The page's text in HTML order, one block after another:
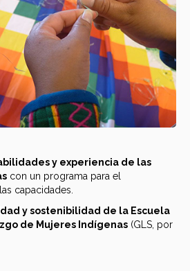
y experiencia de las
con un programa para el
capacidades.
y sostenibilidad de la Escuela
de Mujeres Indígenas (GLS, por